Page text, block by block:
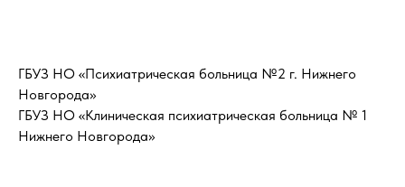
ГБУЗ НО «Психиатрическая больница №2 г. Нижнего
Новгорода»
ГБУЗ НО «Клиническая психиатрическая больница № 1
Нижнего Новгорода»